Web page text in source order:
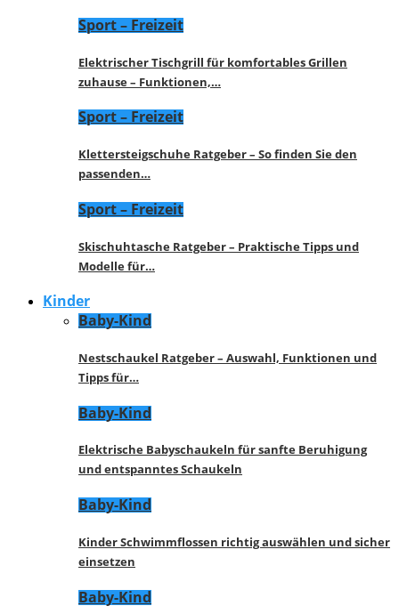
Sport – Freizeit
Elektrischer Tischgrill für komfortables Grillen
zuhause – Funktionen,…
Sport – Freizeit
Klettersteigschuhe Ratgeber – So finden Sie den
passenden…
Sport – Freizeit
Skischuhtasche Ratgeber – Praktische Tipps und
Modelle für…
Kinder
Baby-Kind
Nestschaukel Ratgeber – Auswahl, Funktionen und
Tipps für…
Baby-Kind
Elektrische Babyschaukeln für sanfte Beruhigung
und entspanntes Schaukeln
Baby-Kind
Kinder Schwimmflossen richtig auswählen und sicher
einsetzen
Baby-Kind